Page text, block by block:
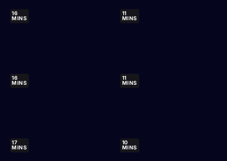
16
MINS
11
MINS
16
MINS
11
MINS
17
MINS
10
MINS